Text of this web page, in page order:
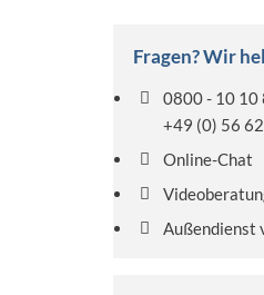
Fragen? Wir
0800 - 10 10
+49 (0) 56
Online-Chat
Außendienst